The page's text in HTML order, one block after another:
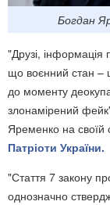
Богдан
"Друзі, інформація
що воєнний стан –
до моменту
злонамірений
Яременко на своїй
Патріоти України.
"Стаття 7 закону
однозначно